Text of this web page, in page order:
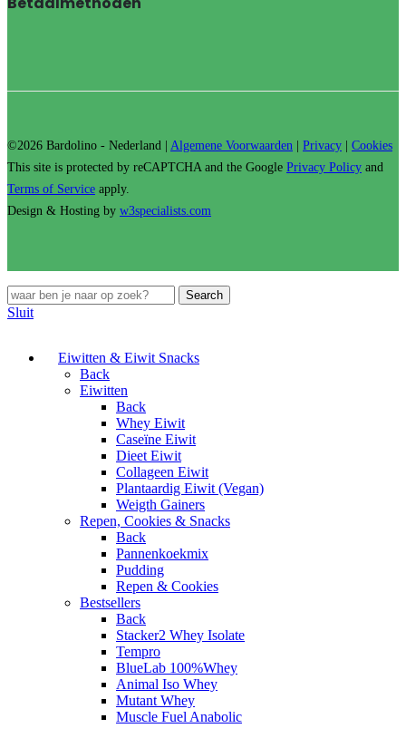
©2026 Bardolino - Nederland | Algemene Voorwaarden Privacy
Cookies
This site is protected by reCAPTCHA and the Google Privacy Policy and
Terms of Service apply.
Design & Hosting by w3specialists.com
Search
Sluit
Eiwitten & Eiwit Snacks
Back
Eiwitten
Back
Whey Eiwit
Caseïne Eiwit
Dieet Eiwit
Collageen Eiwit
Plantaardig Eiwit (Vegan)
Weigth Gainers
Repen, Cookies & Snacks
Back
Pannenkoekmix
Pudding
Repen & Cookies
Bestsellers
Back
Stacker2 Whey Isolate
Tempro
BlueLab 100%Whey
Animal Iso Whey
Mutant Whey
Muscle Fuel Anabolic